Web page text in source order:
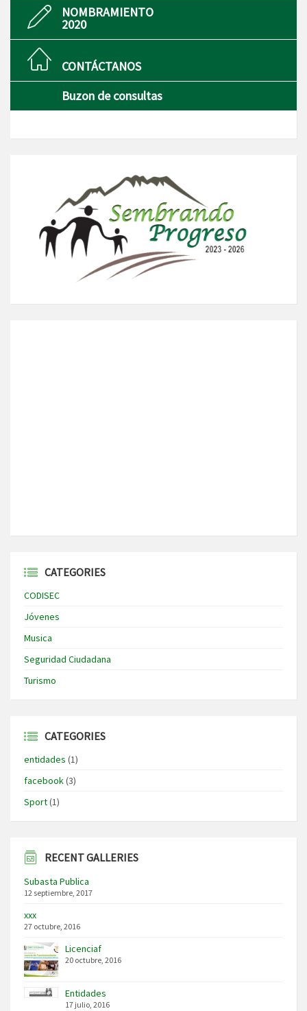
NOMBRAMIENTO
2020
CONTÁCTANOS
Buzon de consultas
CATEGORIES
CODISEC
Jóvenes
Musica
Seguridad Ciudadana
Turismo
CATEGORIES
entidades (1)
facebook(3)
Sport(1)
RECENT GALLERIES
Subasta Publica
12 septiembre, 2017
xxx
27 octubre, 2016
Licenciaf
20 octubre, 2016
Entidades
17 julio, 2016